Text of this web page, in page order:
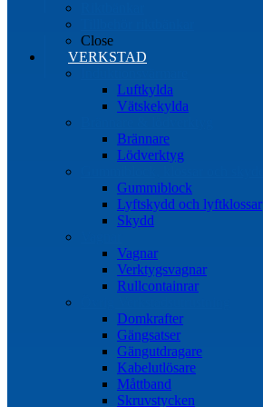
Close
VERKSTAD
Luftkylda
Vätskekylda
Brännare
Lödverktyg
Gummiblock
Lyftskydd och lyftklossar
Skydd
Vagnar
Verktygsvagnar
Rullcontainrar
Domkrafter
Gängsatser
Gängutdragare
Kabelutlösare
Måttband
Skruvstycken